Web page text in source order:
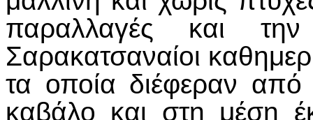
παραλλαγές και
Σαρακατσαναίοι
τα οποία διέφεραν από
καβάλο και στη μέση